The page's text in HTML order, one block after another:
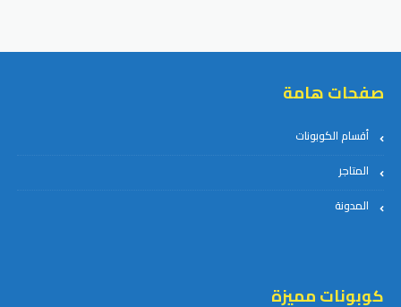
صفحات هامة
أقسام الكوبونات
المتاجر
المدونة
كوبونات مميزة